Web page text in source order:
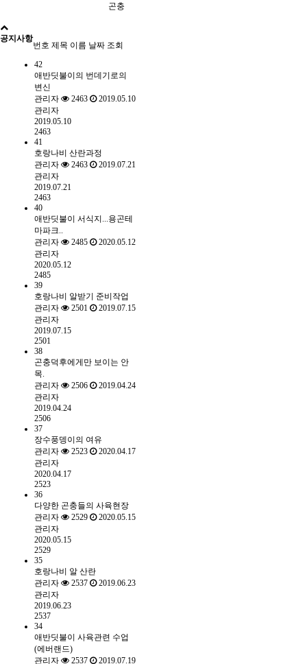
곤충
공지사항
번호 제목 이름 날짜 조회
42
애반딧불이의 번데기로의
변신
관리자
2463
2019.05.10
관리자
2019.05.10
2463
41
호랑나비 산란과정
관리자
2463
2019.07.21
관리자
2019.07.21
2463
40
애반딧불이 서식지...용곤테
마파크..
관리자
2485
2020.05.12
관리자
2020.05.12
2485
39
호랑나비 알받기 준비작업
관리자
2501
2019.07.15
관리자
2019.07.15
2501
38
곤충덕후에게만 보이는 안
목.
관리자
2506
2019.04.24
관리자
2019.04.24
2506
37
장수풍뎅이의 여유
관리자
2523
2020.04.17
관리자
2020.04.17
2523
36
다양한 곤충들의 사육현장
관리자
2529
2020.05.15
관리자
2020.05.15
2529
35
호랑나비 알 산란
관리자
2537
2019.06.23
관리자
2019.06.23
2537
34
애반딧불이 사육관련 수업
(에버랜드)
관리자
2537 2019.07.19